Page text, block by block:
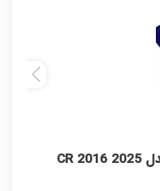
باتری سکه ای سونی مدل CR 2016 2025